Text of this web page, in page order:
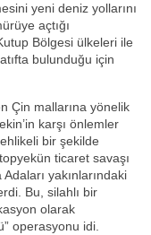
yeni deniz yollarını
açtığı
Bölgesi ülkeleri ile
bulunduğu için
Çin mallarına yönelik
karşı önlemler
bir şekilde
ticaret savaşı
yakınlarındaki
Bu, silahlı bir
olarak
operasyonu idi.